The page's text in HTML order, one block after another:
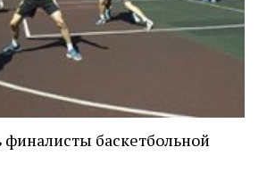
баскетбольной